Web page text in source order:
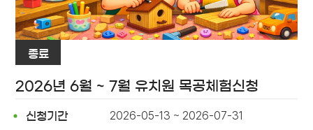
종료
2026년 6월 ~ 7월 유치원 목공체험신청
신청기간 2026-05-13 ~ 2026-07-31